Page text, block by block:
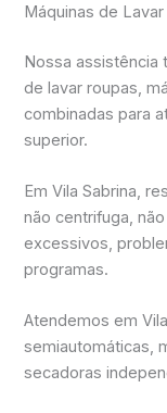
Máquinas de
Nossa assistência
de lavar roupas,
combinadas para
superior.
Em Vila Sabrina,
não centrifuga,
excessivos,
programas.
Atendemos em
semiautomáticas,
secadoras